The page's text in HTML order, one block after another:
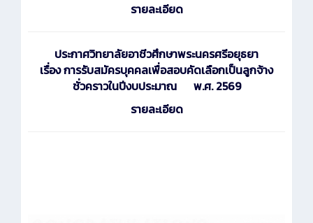
รายละเอียด
ประกาศวิทยาลัยอาชีวศึกษาพระนครศรีอยุธยา
เรื่อง การรับสมัครบุคคลเพื่อสอบคัดเลือกเป็นลูกจ้าง
ชั่วคราวในปีงบประมาณ พ.ศ. 2569
รายละเอียด